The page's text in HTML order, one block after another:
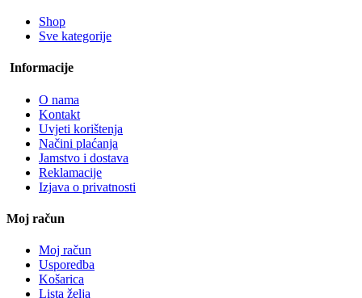
Shop
Sve kategorije
Informacije
O nama
Kontakt
Uvjeti korištenja
Načini plaćanja
Jamstvo i dostava
Reklamacije
Izjava o privatnosti
Moj račun
Moj račun
Usporedba
Košarica
Lista želja